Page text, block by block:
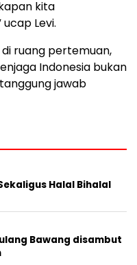
kita
Levi.
ruang pertemuan,
Indonesia bukan
jawab
Halal Bihalal
Bawang disambut